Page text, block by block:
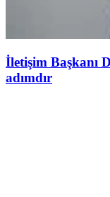
İletişim Başkanı
adımdır